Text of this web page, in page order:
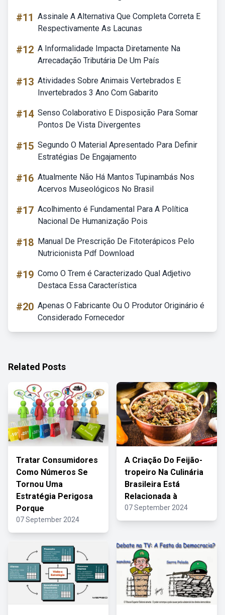
#11 Assinale A Alternativa Que Completa Correta E
Respectivamente As Lacunas
#12 A Informalidade Impacta Diretamente Na
Arrecadação Tributária De Um País
#13 Atividades Sobre Animais Vertebrados E
Invertebrados 3 Ano Com Gabarito
#14 Senso Colaborativo E Disposição Para Somar
Pontos De Vista Divergentes
#15 Segundo O Material Apresentado Para Definir
Estratégias De Engajamento
#16 Atualmente Não Há Mantos Tupinambás Nos
Acervos Museológicos No Brasil
#17 Acolhimento é Fundamental Para A Política
Nacional De Humanização Pois
#18 Manual De Prescrição De Fitoterápicos Pelo
Nutricionista Pdf Download
#19 Como O Trem é Caracterizado Qual Adjetivo
Destaca Essa Característica
#20 Apenas O Fabricante Ou O Produtor Originário é
Considerado Fornecedor
Related Posts
Tratar Consumidores
Como Números Se
Tornou Uma
Estratégia Perigosa
Porque
07 September 2024
A Criação Do Feijão-
tropeiro Na Culinária
Brasileira Está
Relacionada à
07 September 2024